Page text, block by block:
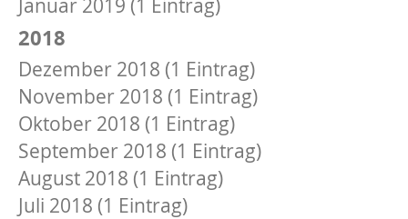
Januar 2019 (1 Eintrag)
2018
Dezember 2018 (1 Eintrag)
November 2018 (1 Eintrag)
Oktober 2018 (1 Eintrag)
September 2018 (1 Eintrag)
August 2018 (1 Eintrag)
Juli 2018 (1 Eintrag)